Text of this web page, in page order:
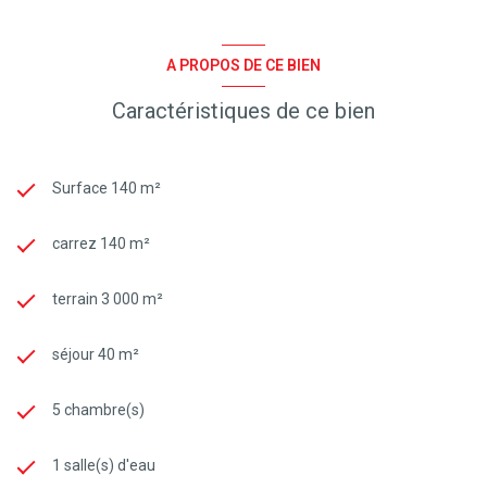
A PROPOS DE CE BIEN
Caractéristiques de ce bien
Surface 140 m²
carrez 140 m²
terrain 3 000 m²
séjour 40 m²
5 chambre(s)
1 salle(s) d'eau